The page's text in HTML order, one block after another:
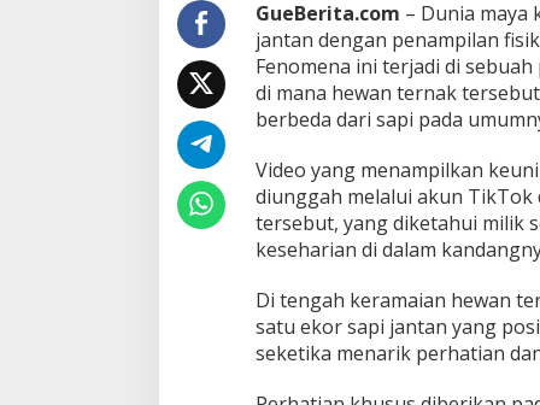
m
p
i
l
a
n
y
a
y
a
n
M
e
n
r
GueBerita.com – Dunia maya
jantan dengan penampilan
Fenomena ini terjadi di
di mana hewan ternak
berbeda dari sapi pada
Video yang menampilkan
diunggah melalui akun TikTok
tersebut, yang diketahui milik
keseharian di dalam
Di tengah keramaian hewan
satu ekor sapi jantan yang
seketika menarik perhatian